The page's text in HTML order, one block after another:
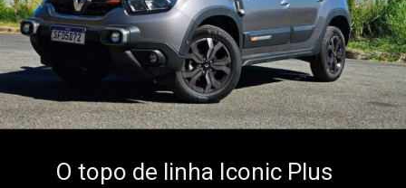
O topo de linha Iconic Plus
O topo de linha Iconic Plus